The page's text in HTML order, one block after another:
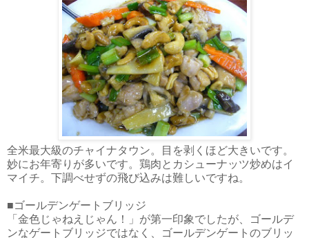
全米最大級のチャイナタウン。目を剥くほど大きいです。
妙にお年寄りが多いです。鶏肉とカシューナッツ炒めはイ
マイチ。下調べせずの飛び込みは難しいですね。
■ゴールデンゲートブリッジ
「金色じゃねえじゃん！」が第一印象でしたが、ゴールデ
ンなゲートブリッジではなく、ゴールデンゲートのブリッ